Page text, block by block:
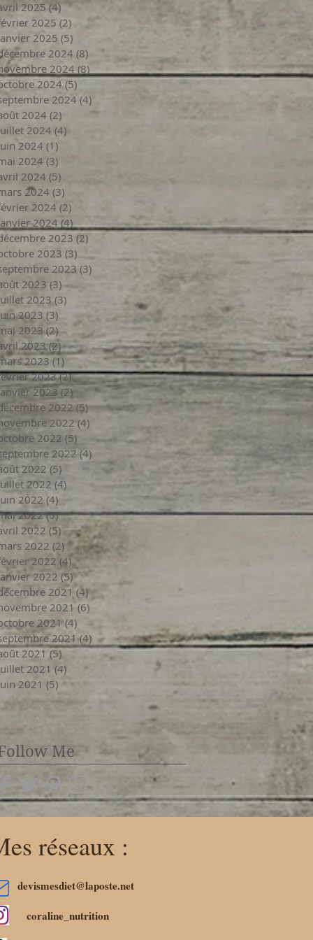
2025(4)4 posts
2025 (2) 2 posts
2025 (5)
2024(8) 8 posts
2024 (8)8 posts
2024(5) 5 posts
2024 (4)
2024 (2) 2 posts
2024 (4)
2024 (1)
2024 (3)
2024 (5)
2024 (3)
2024 (2)
2024(4) 4 posts
2023 (2)2 posts
2023 (3)
2023 (3)
2023 (3) 3 posts
2023 (3)
2023 (3) 3 posts
2023 (2)2 posts
2023(2)2 posts
2023 (1) 1 post
2023(2)2 posts
2023 (2)2 posts
2022(5)5 posts
2022 (4)
2022 (5) 5 posts
2022 (4)
2022 (5) 5 posts
2022 (4) 4 posts
2022 (4)
2022(5)5 posts
2022 (5) 5 posts
2022 (2) 2 posts
2022 (4)4 posts
2022 (5)5 posts
2021(4)4 posts
2021 (6)
2021 (4) 4 posts
2021 (4) 4 posts
2021 (5)5 posts
2021 (4) 4 posts
2021 (5) 5 posts
Me
réseaux :
devismesdiet@laposte.net
coraline_nutrition